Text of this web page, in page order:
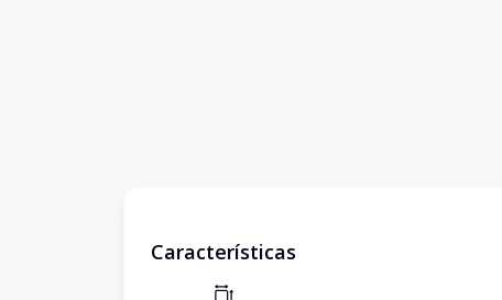
Características